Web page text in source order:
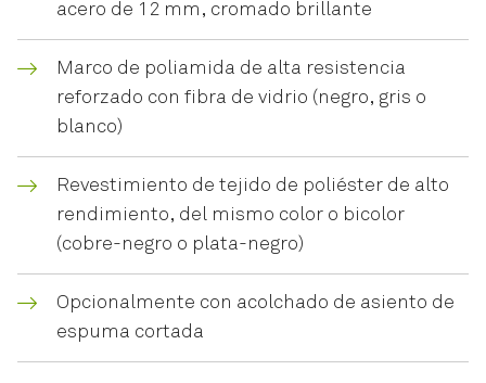
acero de 12 mm, cromado brillante
Marco de poliamida de alta resistencia
reforzado con fibra de vidrio (negro, gris o
blanco)
Revestimiento de tejido de poliéster de alto
rendimiento, del mismo color o bicolor
(cobre-negro o plata-negro)
Opcionalmente con acolchado de asiento de
espuma cortada